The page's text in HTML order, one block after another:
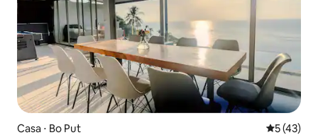
Casa ⋅ Bo Put 5 de uma
5 (43)